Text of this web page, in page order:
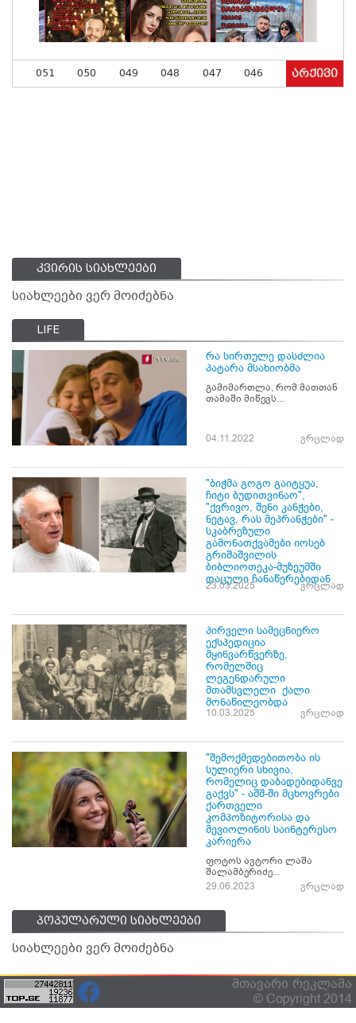
051 050 049 048 047 046 არქივი
კვირის სიახლეები
სიახლეები ვერ მოიძებნა
LIFE
რა სირთულე დასძლია
პატარა მსახიობმა
გამიმართლა, რომ მათთან
თამაში მიწევს...
04.11.2022 ვრცლად
"ბიჭმა გოგო გაიტყუა,
ჩიტი ბუდითვინაო",
"ქვრივო, შენი კანჭები,
ნეტავ, რას მეპრანჭები" -
სკაბრეზული
გამონათქვამები იოსებ
გრიშაშვილის
ბიბლიოთეკა-მუზეუმში
დაცული ჩანაწერებიდან
23.03.2025 ვრცლად
პირველი სამეცნიერო
ექსპედიცია
მყინვარწვერზე,
რომელშიც
ლეგენდარული
მთამსვლელი ქალი
მონაწილეობდა
10.03.2025 ვრცლად
"შემოქმედებითობა ის
სულიერი სხივია,
რომელიც დაბადებიდანვე
გაქვს" - აშშ-ში მცხოვრები
ქართველი
კომპოზიტორისა და
მევიოლინის საინტერესო
კარიერა
ფოტოს ავტორი ლაშა
შალამბერიძე...
29.06.2023
ვრცლად
პოპულარული სიახლეები
სიახლეები ვერ მოიძებნა
მთავარი რეკლამა
© Copyright 2014